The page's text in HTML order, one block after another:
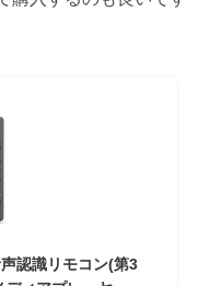
認識リモコン(第3